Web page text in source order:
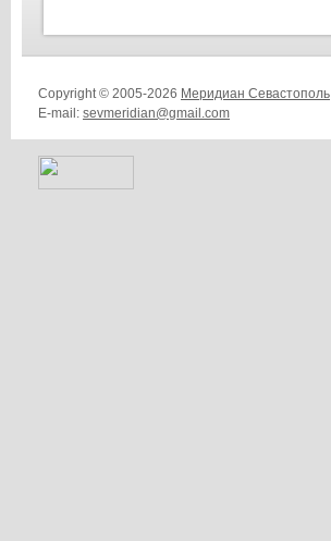
Copyright © 2005-2026 Меридиан Севастополь
E-mail: sevmeridian@gmail.com